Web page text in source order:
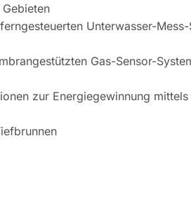
Unterwasser-
Gas-Sensor-
zur Energiegewinnung mittels